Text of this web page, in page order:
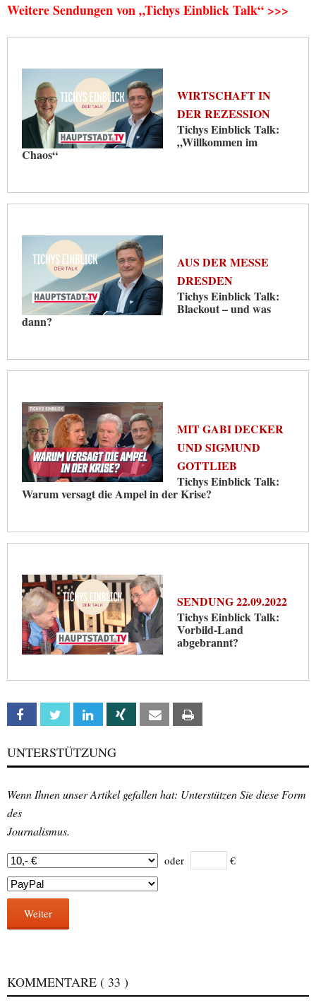
Weitere Sendungen von „Tichys Einblick Talk“ >>>
WIRTSCHAFT IN
DER REZESSION
Tichys Einblick Talk:
„Willkommen im
Chaos“
AUS DER MESSE
DRESDEN
Tichys Einblick Talk:
Blackout – und was
dann?
MIT GABI DECKER
UND SIGMUND
GOTTLIEB
Tichys Einblick Talk:
Warum versagt die Ampel in der Krise?
SENDUNG 22.09.2022
Tichys Einblick Talk:
Vorbild-Land
abgebrannt?
Facebook Twitter Linkedin Xing Email
UNTERSTÜTZUNG
Wenn Ihnen unser Artikel gefallen hat: Unterstützen Sie diese Form
des
Journalismus.
oder €
Weiter
KOMMENTARE ( 33 )